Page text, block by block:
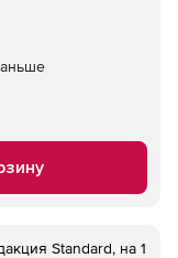
Standard, на 1